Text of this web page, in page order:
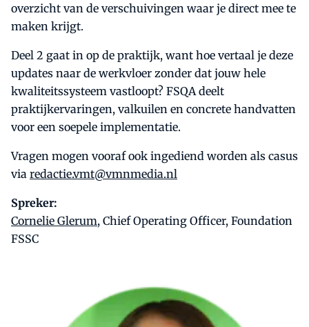
overzicht van de verschuivingen waar je direct mee te
maken krijgt.
Deel 2 gaat in op de praktijk, want hoe vertaal je deze
updates naar de werkvloer zonder dat jouw hele
kwaliteitssysteem vastloopt? FSQA deelt
praktijkervaringen, valkuilen en concrete handvatten
voor een soepele implementatie.
Vragen mogen vooraf ook ingediend worden als casus
via redactie.vmt@vmnmedia.nl
Spreker:
Cornelie Glerum, Chief Operating Officer, Foundation
FSSC